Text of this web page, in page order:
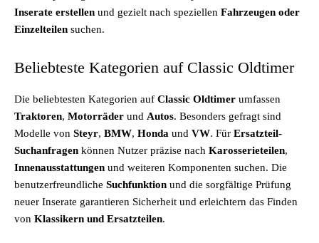
Inserate erstellen und gezielt nach speziellen Fahrzeugen oder
Einzelteilen suchen.
Beliebteste Kategorien auf Classic Oldtimer
Die beliebtesten Kategorien auf Classic Oldtimer umfassen
Traktoren, Motorräder und Autos. Besonders gefragt sind
Modelle von Steyr, BMW, Honda und VW. Für Ersatzteil-
Suchanfragen können Nutzer präzise nach Karosserieteilen,
Innenausstattungen und weiteren Komponenten suchen. Die
benutzerfreundliche Suchfunktion und die sorgfältige Prüfung
neuer Inserate garantieren Sicherheit und erleichtern das Finden
von Klassikern und Ersatzteilen.